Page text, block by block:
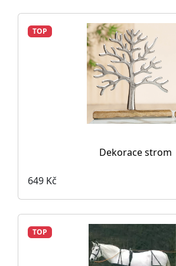
TOP
Dekorace strom
649 Kč
TOP